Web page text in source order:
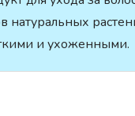
натуральных
и ухоженными.